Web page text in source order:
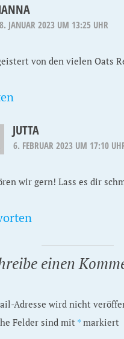
JANUAR 2023 UM 13:25 UHR
von den vielen Oats
JUTTA
6. FEBRUAR 2023 UM 17:10
wir gern! Lass es dir
einen
Adresse wird nicht
Felder sind mit * markiert